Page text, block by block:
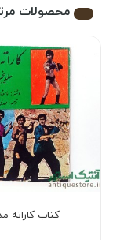
محصولات
کتاب کاراته